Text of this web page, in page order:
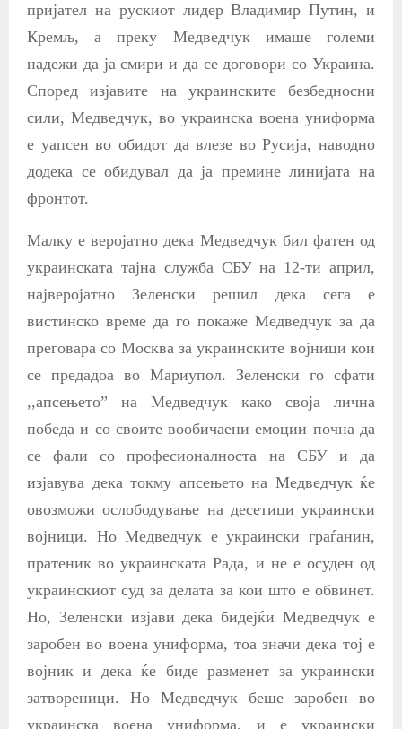
пријател на рускиот лидер Владимир Путин, и
Кремљ, а преку Медведчук имаше големи
надежи да ја смири и да се договори со Украина.
Според изјавите на украинските безбедносни
сили, Медведчук, во украинска воена униформа
е уапсен во обидот да влезе во Русија, наводно
додека се обидувал да ја премине линијата на
фронтот.
Малку е веројатно дека Медведчук бил фатен од
украинската тајна служба СБУ на 12-ти април,
најверојатно Зеленски решил дека сега е
вистинско време да го покаже Медведчук за да
преговара со Москва за украинските војници кои
се предадоа во Мариупол. Зеленски го сфати
,,апсењето” на Медведчук како своја лична
победа и со своите вообичаени емоции почна да
се фали со професионалноста на СБУ и да
изјавува дека токму апсењето на Медведчук ќе
овозможи ослободување на десетици украински
војници. Но Медведчук е украински граѓанин,
пратеник во украинската Рада, и не е осуден од
украинскиот суд за делата за кои што е обвинет.
Но, Зеленски изјави дека бидејќи Медведчук е
заробен во воена униформа, тоа значи дека тој е
војник и дека ќе биде разменет за украински
затвореници. Но Медведчук беше заробен во
украинска воена униформа, и е украински